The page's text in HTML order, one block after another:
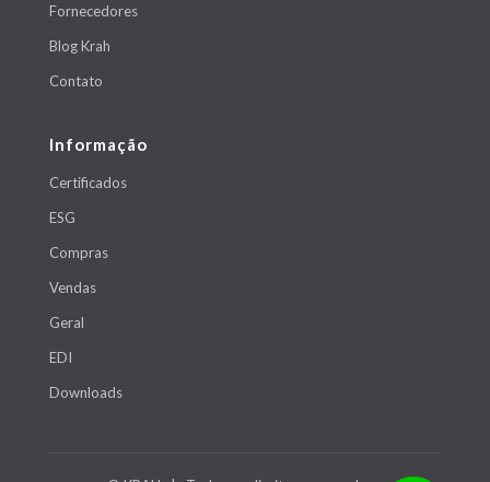
Fornecedores
Blog Krah
Contato
Informação
Certificados
ESG
Compras
Vendas
Geral
EDI
Downloads